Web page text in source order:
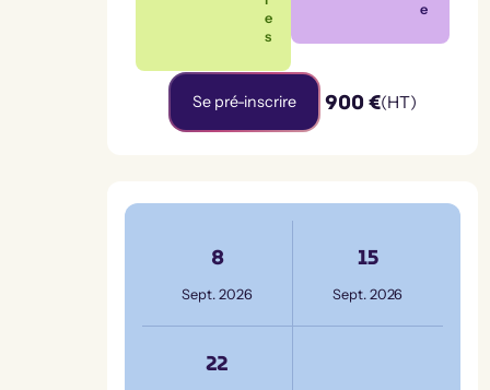
e
s
e
Se pré-inscrire 900 €(HT)
8
Sept. 2026
15
Sept. 2026
22